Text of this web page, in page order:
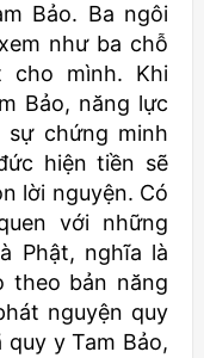
Bảo. Ba ngôi
như ba chỗ
cho mình. Khi
Bảo, năng lực
chứng minh
hiện tiền sẽ
lời nguyện. Có
với những
Phật, nghĩa là
theo bản năng
nguyện quy
y Tam Bảo,